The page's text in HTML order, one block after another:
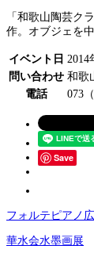
「和歌山陶芸ク
作。オブジェを
イベント日 2014
問い合わせ 和歌
電話
073
Save
フォルテピアノ
華水会水墨画展